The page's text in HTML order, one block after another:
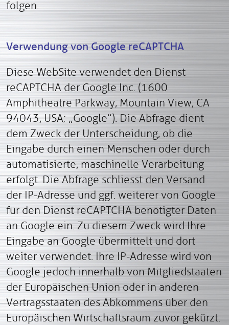
folgen.
Verwendung von Google reCAPTCHA
Diese WebSite verwendet den Dienst
reCAPTCHA der Google Inc. (1600
Amphitheatre Parkway, Mountain View, CA
94043, USA; „Google“). Die Abfrage dient
dem Zweck der Unterscheidung, ob die
Eingabe durch einen Menschen oder durch
automatisierte, maschinelle Verarbeitung
erfolgt. Die Abfrage schliesst den Versand
der IP-Adresse und ggf. weiterer von Google
für den Dienst reCAPTCHA benötigter Daten
an Google ein. Zu diesem Zweck wird Ihre
Eingabe an Google übermittelt und dort
weiter verwendet. Ihre IP-Adresse wird von
Google jedoch innerhalb von Mitgliedstaaten
der Europäischen Union oder in anderen
Vertragsstaaten des Abkommens über den
Europäischen Wirtschaftsraum zuvor gekürzt.